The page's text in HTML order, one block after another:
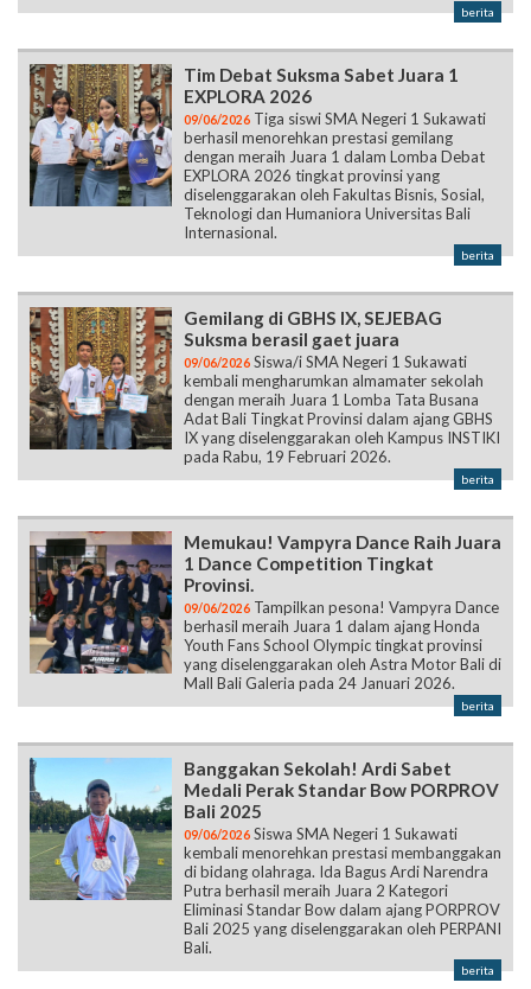
berita
Tim Debat Suksma Sabet Juara 1
EXPLORA 2026
09/06/2026 Tiga siswi SMA Negeri 1 Sukawati
berhasil menorehkan prestasi gemilang
dengan meraih Juara 1 dalam Lomba Debat
EXPLORA 2026 tingkat provinsi yang
diselenggarakan oleh Fakultas Bisnis, Sosial,
Teknologi dan Humaniora Universitas Bali
Internasional.
berita
Gemilang di GBHS IX, SEJEBAG
Suksma berasil gaet juara
09/06/2026 Siswa/i SMA Negeri 1 Sukawati
kembali mengharumkan almamater sekolah
dengan meraih Juara 1 Lomba Tata Busana
Adat Bali Tingkat Provinsi dalam ajang GBHS
IX yang diselenggarakan oleh Kampus INSTIKI
pada Rabu, 19 Februari 2026.
berita
Memukau! Vampyra Dance Raih Juara
1 Dance Competition Tingkat
Provinsi.
09/06/2026 Tampilkan pesona! Vampyra Dance
berhasil meraih Juara 1 dalam ajang Honda
Youth Fans School Olympic tingkat provinsi
yang diselenggarakan oleh Astra Motor Bali di
Mall Bali Galeria pada 24 Januari 2026.
berita
Banggakan Sekolah! Ardi Sabet
Medali Perak Standar Bow PORPROV
Bali 2025
09/06/2026 Siswa SMA Negeri 1 Sukawati
kembali menorehkan prestasi membanggakan
di bidang olahraga. Ida Bagus Ardi Narendra
Putra berhasil meraih Juara 2 Kategori
Eliminasi Standar Bow dalam ajang PORPROV
Bali 2025 yang diselenggarakan oleh PERPANI
Bali.
berita